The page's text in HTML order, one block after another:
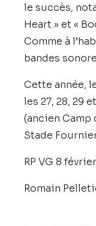
le succès,
Heart » et «
Comme à
bandes
Cette année,
les 27, 28, 29
(ancien Camp
Stade
RP VG 8
Romain